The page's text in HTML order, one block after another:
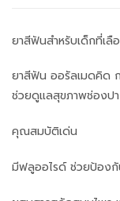
ยาสีฟันสำหรับเด็กที่เลื
ยาสีฟัน ออรัลเมดคิด
ช่วยดูแลสุขภาพช่องป
คุณสมบัติเด่น
มีฟลูออไรด์ ช่วยป้อง